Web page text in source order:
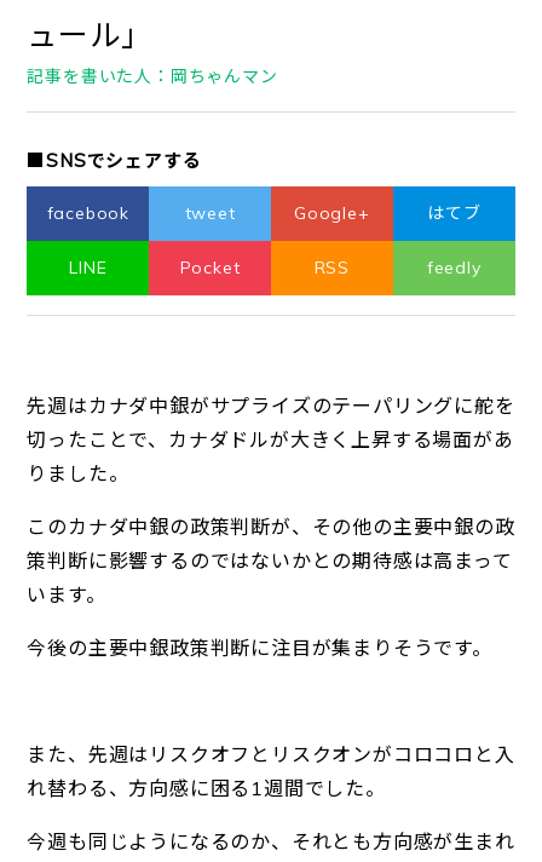
ュール」
記事を書いた人：岡ちゃんマン
■SNSでシェアする
facebook tweet Google+ はてブ
LINE Pocket RSS feedly
先週はカナダ中銀がサプライズのテーパリングに舵を
切ったことで、カナダドルが大きく上昇する場面があ
りました。
このカナダ中銀の政策判断が、その他の主要中銀の政
策判断に影響するのではないかとの期待感は高まって
います。
今後の主要中銀政策判断に注目が集まりそうです。
また、先週はリスクオフとリスクオンがコロコロと入
れ替わる、方向感に困る1週間でした。
今週も同じようになるのか、それとも方向感が生まれ